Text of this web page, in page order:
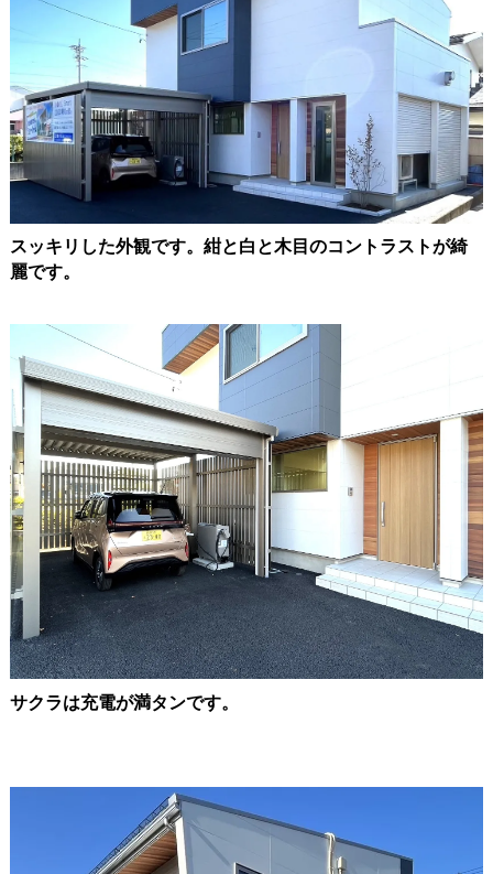
スッキリした外観です。紺と白と木目のコントラストが綺
麗です。
サクラは充電が満タンです。